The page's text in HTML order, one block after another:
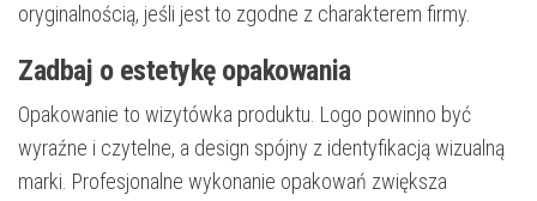
oryginalnością, jeśli jest to zgodne z charakterem firmy.
Zadbaj o estetykę opakowania
Opakowanie to wizytówka produktu. Logo powinno być
wyraźne i czytelne, a design spójny z identyfikacją wizualną
marki. Profesjonalne wykonanie opakowań zwiększa